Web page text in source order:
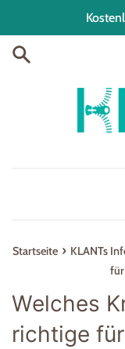
Inhalt
Startseite › KLANTs
Welches
richtige